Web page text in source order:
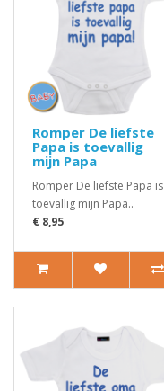
Romper De liefste
Papa is toevallig
mijn Papa
Romper De liefste Papa is
toevallig mijn Papa..
€ 8,95